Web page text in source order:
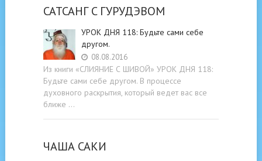
САТСАНГ C ГУРУДЭВОМ
УРОК ДНЯ 118: Будьте cами cебе
другом.
08.08.2016
Из книги «СЛИЯНИЕ С ШИВОЙ» УРОК ДНЯ 118:
Будьте cами cебе другом. В процессе
духовного раскрытия, который ведет вас все
ближе …
ЧАША САКИ